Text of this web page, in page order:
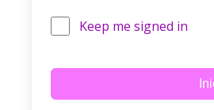
Keep me signed in